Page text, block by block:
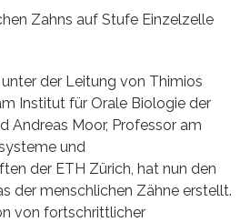
Zahns auf Stufe Einzelzelle
der Leitung von Thimios
Institut für Orale Biologie der
Andreas Moor, Professor am
und
der ETH Zürich, hat nun den
der menschlichen Zähne erstellt.
von fortschrittlicher